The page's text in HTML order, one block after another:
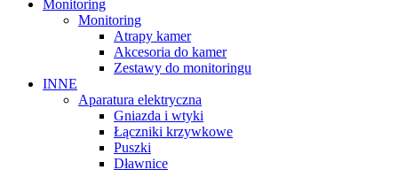
Monitoring
Monitoring
Atrapy kamer
Akcesoria do kamer
Zestawy do monitoringu
INNE
Aparatura elektryczna
Gniazda i wtyki
Łączniki krzywkowe
Puszki
Dławnice